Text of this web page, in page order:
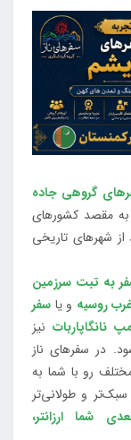
گروهی جاده
به مقصد کشورهای
از شهرهای تاریخی
به تبت سرزمین
روسیه و یا سفر
نانگاپاربات نیز
در سفرهای ناز
رو با شما به
و طولانی‌تر
شما ارزانتر،